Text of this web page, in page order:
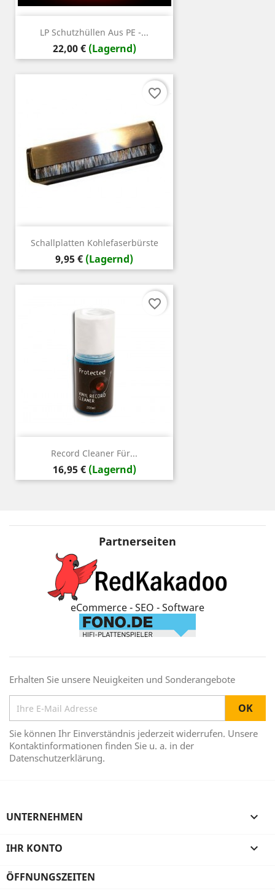
LP Schutzhüllen Aus PE -...
Preis
22,00 € (Lagernd)
Schallplatten Kohlefaserbürste
Preis
9,95 € (Lagernd)
favorite_border
Record Cleaner Für...
Preis
16,95 € (Lagernd)
favorite_border
Partnerseiten
eCommerce - SEO - Software
Erhalten Sie unsere Neuigkeiten und Sonderangebote
Sie können Ihr Einverständnis jederzeit widerrufen. Unsere
Kontaktinformationen finden Sie u. a. in der
Datenschutzerklärung.
UNTERNEHMEN 
IHR KONTO 
ÖFFNUNGSZEITEN